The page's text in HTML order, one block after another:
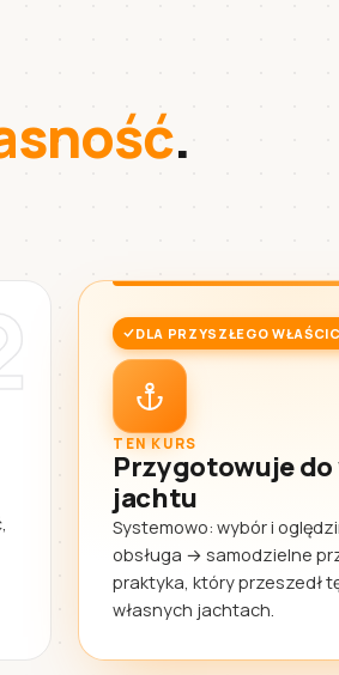
.
DLA PRZYSZŁEGO
TEN KURS
Przygotowuje do
jachtu
Systemowo: wybór i
obsługa → samodzielne
praktyka, który przeszedł
własnych jachtach.